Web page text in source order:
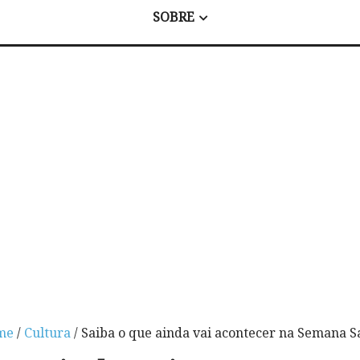
SOBRE
/ Cultura/ Saiba o que ainda vai acontecer na Semana